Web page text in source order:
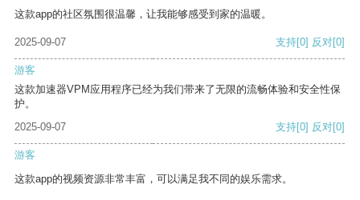
这款app的社区氛围很温馨，让我能够感受到家的温暖。
2025-09-07 支持[0] 反对[0]
游客
这款加速器VPM应用程序已经为我们带来了无限的流畅体验和安全性保
护。
2025-09-07
支持[0] 反对[0]
游客
这款app的视频资源非常丰富，可以满足我不同的娱乐需求。